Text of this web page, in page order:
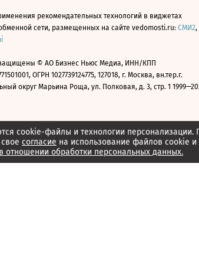
cookie-файлы и технологии
согласие на использование файлов cookie и
отношении обработки персональных данных.
рекомендательных технологий в виджетах
сети, размещенных на сайте vedomosti.ru: СМИ2,
© АО Бизнес Ньюс Медиа, ИНН/КПП
ОГРН 1027739124775, 127018, г. Москва, вн.тер.г.
округ Марьина Роща, ул. Полковая, д. 3, стр. 1